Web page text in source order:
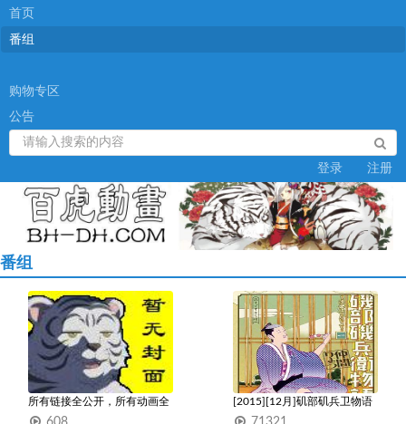
首页
番组
购物专区
公告
登录 注册
番组
所有链接全公开，所有动画全
公开
[2015][12月]矶部矶兵卫物语
全33集